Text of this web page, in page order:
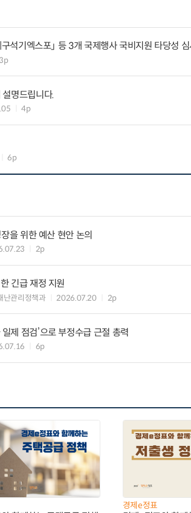
석기엑스포」 등 3개 국제행사 국비지원 타당성
3p
명드립니다.
4p
6p
을 위한 예산 현안 논의
2p
긴급 재정 지원
난관리정책과 2026.07.20 2p
제 점검’으로 부정수급 근절 총력
6p
경제e정표